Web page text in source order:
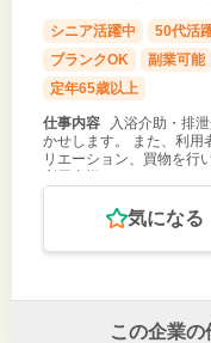
シニア活躍中 50代活
ブランクOK
副業可能
定年65歳以上
仕事内容
入浴介助・排
かせします。 また、利用
リエーション、買物を行
気になる
この企業